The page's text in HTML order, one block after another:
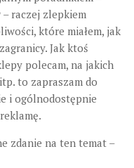
raczej zlepkiem
które miałem, jak
Jak ktoś
polecam, na jakich
to zapraszam do
i ogólnodostępnie
zdanie na ten temat –